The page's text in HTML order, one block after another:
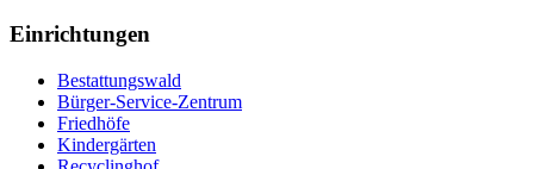
Einrichtungen
Bestattungswald
Bürger-Service-Zentrum
Friedhöfe
Kindergärten